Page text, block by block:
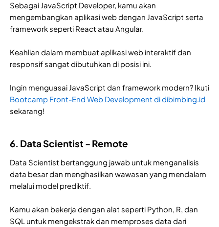
Sebagai JavaScript Developer, kamu akan
mengembangkan aplikasi web dengan JavaScript serta
framework seperti React atau Angular.
Keahlian dalam membuat aplikasi web interaktif dan
responsif sangat dibutuhkan di posisi ini.
Ingin menguasai JavaScript dan framework modern? Ikuti
Bootcamp Front-End Web Development di dibimbing.id
sekarang!
6. Data Scientist - Remote
Data Scientist bertanggung jawab untuk menganalisis
data besar dan menghasilkan wawasan yang mendalam
melalui model prediktif.
Kamu akan bekerja dengan alat seperti Python, R, dan
SQL untuk mengekstrak dan memproses data dari